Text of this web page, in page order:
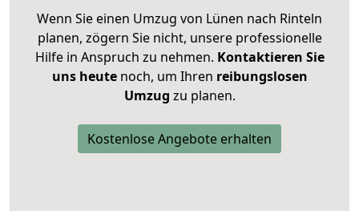
Wenn Sie einen Umzug von Lünen nach Rinteln
planen, zögern Sie nicht, unsere professionelle
Hilfe in Anspruch zu nehmen. Kontaktieren Sie
uns heutenoch, um Ihren reibungslosen
Umzug zu planen.
Kostenlose Angebote erhalten